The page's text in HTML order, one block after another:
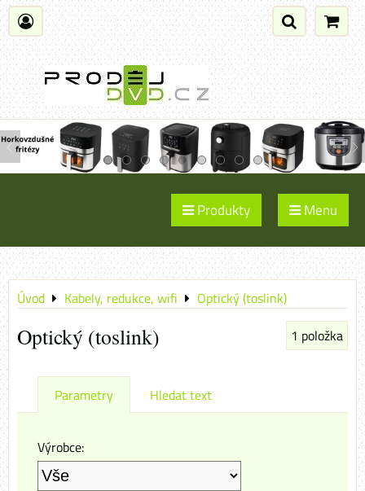
Produkty Menu
Úvod Kabely, redukce, wifi Optický (toslink)
Optický (toslink) 1 položka
Parametry Hledat text
Výrobce: